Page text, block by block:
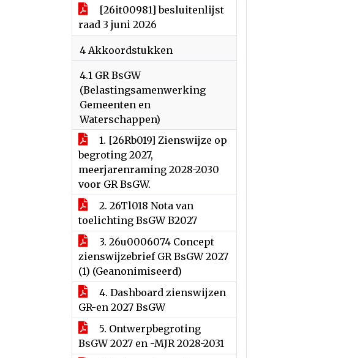
[26it00981] besluitenlijst
raad 3 juni 2026
4 Akkoordstukken
4.1 GR BsGW
(Belastingsamenwerking
Gemeenten en
Waterschappen)
1. [26Rb019] Zienswijze op
begroting 2027,
meerjarenraming 2028-2030
voor GR BsGW.
2. 26Tl018 Nota van
toelichting BsGW B2027
3. 26u0006074 Concept
zienswijzebrief GR BsGW 2027
(1) (Geanonimiseerd)
4. Dashboard zienswijzen
GR-en 2027 BsGW
5. Ontwerpbegroting
BsGW 2027 en -MJR 2028-2031